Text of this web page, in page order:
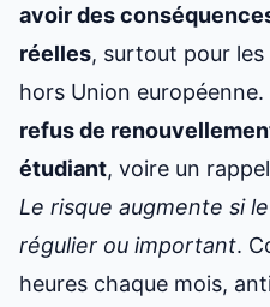
avoir des
réelles, surtout pour
hors Union
refus de
étudiant, voire un
Le risque augmente si
régulier ou important.
heures chaque mois,